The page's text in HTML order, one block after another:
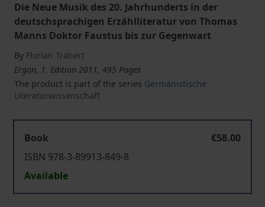
Die Neue Musik des 20. Jahrhunderts in der
deutschsprachigen Erzählliteratur von Thomas
Manns Doktor Faustus bis zur Gegenwart
By Florian Trabert
Ergon, 1. Edition 2011, 495 Pages
The product is part of the series Germanistische
Literaturwissenschaft
Book
€58.00
ISBN 978-3-89913-849-8
Available